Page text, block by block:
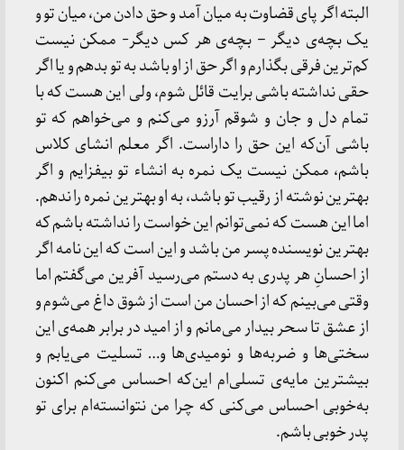
البته اگر پای قضاوت به میان آمد و حق دادن من، میان تو و
یک بچه‌ی دیگر – بچه‌ی هر کس دیگر- ممکن نیست
کم‌ترین فرقی بگذارم و اگر حق از او باشد به تو بدهم و یا اگر
حقی نداشته باشی برایت قائل شوم، ولی این هست که با
تمام دل و جان و شوقم آرزو می‌کنم و می‌خواهم که تو
باشی آن‌که این حق را داراست. اگر معلم انشای کلاس
باشم، ممکن نیست یک نمره به انشاء تو بیفزایم و اگر
بهترین نوشته از رقیب تو باشد، به او بهترین نمره را ندهم.
اما این هست که نمی‌توانم این خواست را نداشته باشم که
بهترین نویسنده پسر من باشد و این است که این نامه اگر
از احسانِ هر پدری به دستم می‌رسید آفرین می‌گفتم اما
وقتی می‌بینم که از احسان من است از شوق داغ می‌شوم و
از عشق تا سحر بیدار می‌مانم و از امید در برابر همه‌ی این
سختی‌ها و ضربه‌ها و نومیدی‌ها و… تسلیت می‌یابم و
بیشترین مایه‌ی تسلی‌ام این‌که احساس می‌کنم اکنون
به‌خوبی احساس می‌کنی که چرا من نتوانسته‌ام برای تو
پدر خوبی باشم.